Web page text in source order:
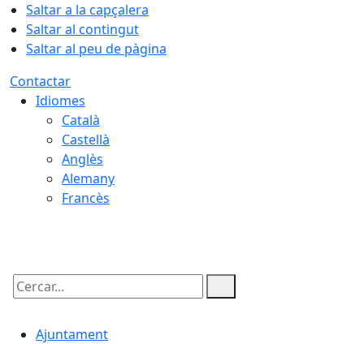
Saltar a la capçalera
Saltar al contingut
Saltar al peu de pàgina
Contactar
Idiomes
Català
Castellà
Anglès
Alemany
Francès
Cercar:
Ajuntament